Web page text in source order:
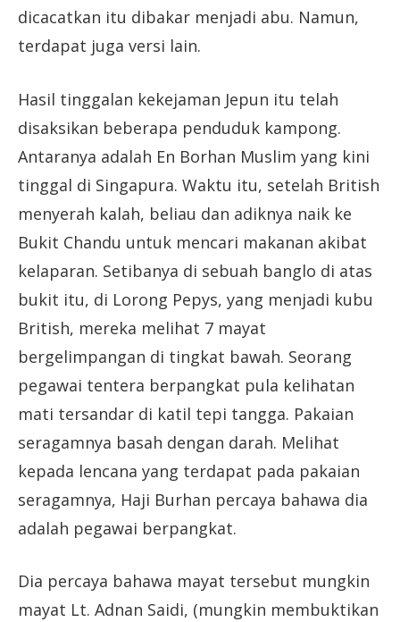
dicacatkan itu dibakar menjadi abu. Namun,
terdapat juga versi lain.
Hasil tinggalan kekejaman Jepun itu telah
disaksikan beberapa penduduk kampong.
Antaranya adalah En Borhan Muslim yang kini
tinggal di Singapura. Waktu itu, setelah British
menyerah kalah, beliau dan adiknya naik ke
Bukit Chandu untuk mencari makanan akibat
kelaparan. Setibanya di sebuah banglo di atas
bukit itu, di Lorong Pepys, yang menjadi kubu
British, mereka melihat 7 mayat
bergelimpangan di tingkat bawah. Seorang
pegawai tentera berpangkat pula kelihatan
mati tersandar di katil tepi tangga. Pakaian
seragamnya basah dengan darah. Melihat
kepada lencana yang terdapat pada pakaian
seragamnya, Haji Burhan percaya bahawa dia
adalah pegawai berpangkat.
Dia percaya bahawa mayat tersebut mungkin
mayat Lt. Adnan Saidi, (mungkin membuktikan